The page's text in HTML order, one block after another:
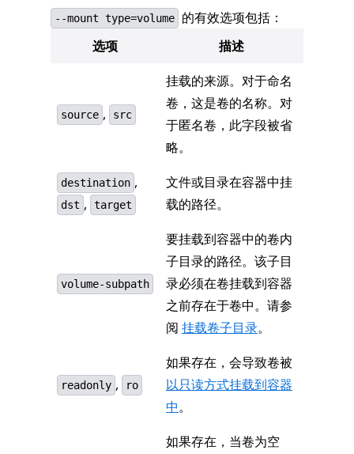
--mount type=volume
的有效选项包括：
选项
描述
source , src
挂载的来源。对于命名
卷，这是卷的名称。对
于匿名卷，此字段被省
略。
destination ,
dst , target
文件或目录在容器中挂
载的路径。
volume-subpath
要挂载到容器中的卷内
子目录的路径。该子目
录必须在卷挂载到容器
之前存在于卷中。请参
阅 挂载卷子目录。
readonly , ro
如果存在，会导致卷被
以只读方式挂载到容器
中。
如果存在，当卷为空